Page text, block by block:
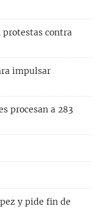
protestas contra
impulsar
procesan a 283
y pide fin de